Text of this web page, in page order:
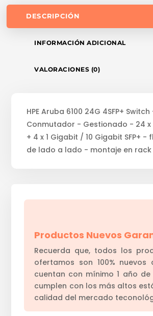
DESCRIPCIÓN
INFORMACIÓN ADICIONAL
VALORACIONES (0)
HPE Aruba 6100 24G 4SFP+ Switch
Conmutador - Gestionado - 24 x
+ 4 x 1 Gigabit / 10 Gigabit SFP+ -
de lado a lado - montaje en rack
Productos Nuevos
Recuerda que, todos los
ofertamos son 100% nuevos
cuentan con mínimo 1 año
cumplen con los más altos
calidad del mercado